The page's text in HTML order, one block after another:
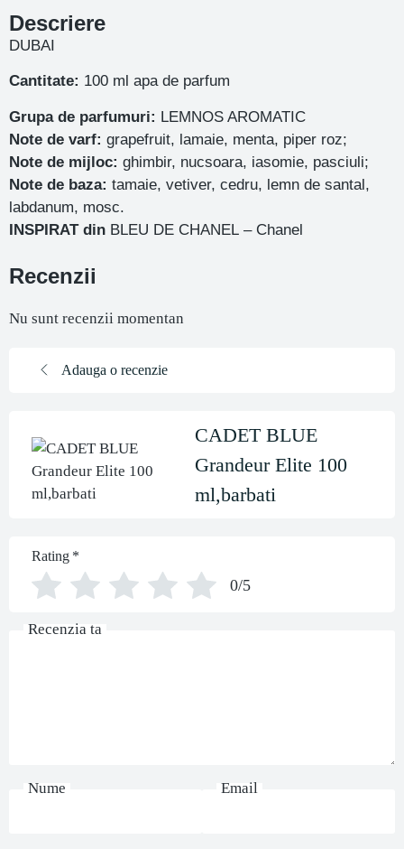
Descriere
DUBAI
Cantitate: 100 ml apa de parfum
Grupa de parfumuri: LEMNOS AROMATIC
Note de varf: grapefruit, lamaie, menta, piper roz;
Note de mijloc: ghimbir, nucsoara, iasomie, pasciuli;
Note de baza: tamaie, vetiver, cedru, lemn de santal,
labdanum, mosc.
INSPIRAT din BLEU DE CHANEL – Chanel
Recenzii
Nu sunt recenzii momentan
Adauga o recenzie
CADET BLUE
Grandeur Elite 100
ml,barbati
Rating *
0/5
Recenzia ta
Nume Email